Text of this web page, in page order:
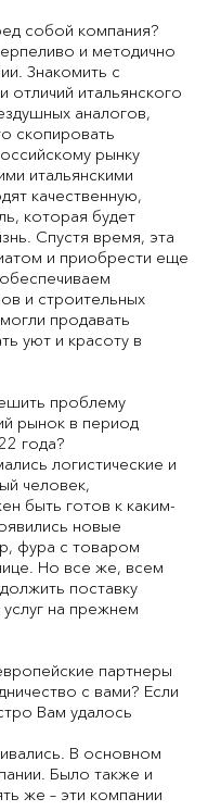
собой компания?
и методично
Знакомить с
отличий итальянского
аналогов,
скопировать
рынку
итальянскими
качественную,
которая будет
Спустя время, эта
и приобрести еще
и строительных
продавать
уют и красоту в
проблему
рынок в период
года?
логистические и
человек,
быть готов к каким-
новые
фура с товаром
Но все же, всем
поставку
на прежнем
партнеры
с вами? Если
Вам удалось
В основном
Было также и
же – эти компании